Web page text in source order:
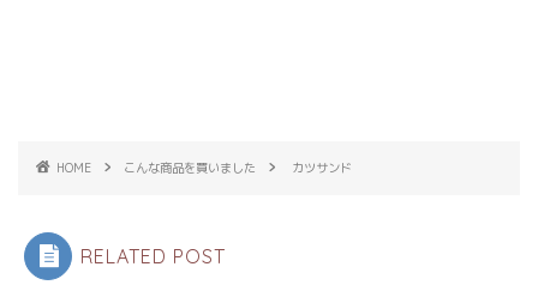
HOME こんな商品を買いました カツサンド
RELATED POST